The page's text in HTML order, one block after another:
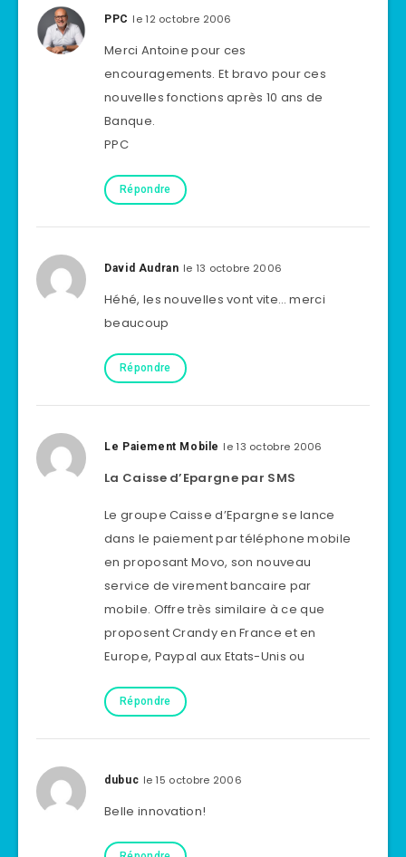
PPC le 12 octobre 2006
Merci Antoine pour ces
encouragements. Et bravo pour ces
nouvelles fonctions après 10 ans de
Banque.
PPC
Répondre
David Audran le 13 octobre 2006
Héhé, les nouvelles vont vite… merci
beaucoup
Répondre
Le Paiement Mobile le 13 octobre 2006
La Caisse d’Epargne par SMS
Le groupe Caisse d’Epargne se lance
dans le paiement par téléphone mobile
en proposant Movo, son nouveau
service de virement bancaire par
mobile. Offre très similaire à ce que
proposent Crandy en France et en
Europe, Paypal aux Etats-Unis ou
Répondre
dubuc le 15 octobre 2006
Belle innovation!